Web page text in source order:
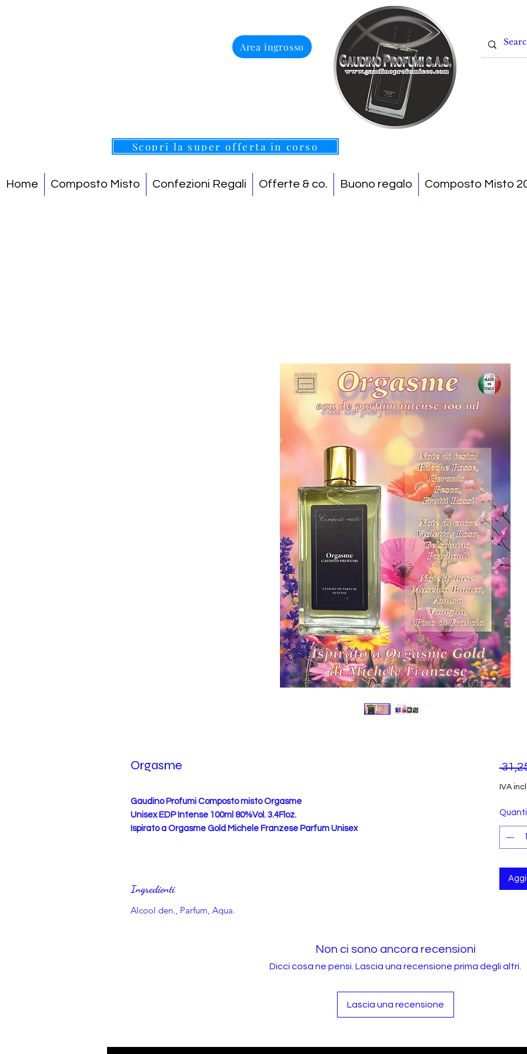
Area ingrosso
Scopri la super offerta in corso
Home Composto Misto Confezioni Regali Offerte & co. Buono regalo Composto Misto
Orgasme
Gaudino Profumi Composto misto Orgasme
Unisex EDP Intense 100ml 80%Vol. 3.4Floz.
Ispirato a Orgasme Gold Michele Franzese Parfum Unisex
Ingredienti
Alcool den., Parfum, Aqua.
IVA
Non ci sono ancora recensioni
Dicci cosa ne pensi. Lascia una recensione prima degli altri.
Lascia una recensione